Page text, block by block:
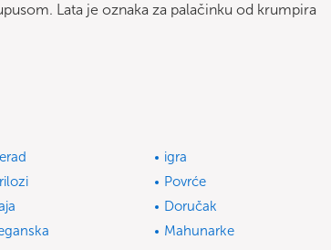
Lata je oznaka za palačinku od krumpira
igra
Povrće
Doručak
Mahunarke